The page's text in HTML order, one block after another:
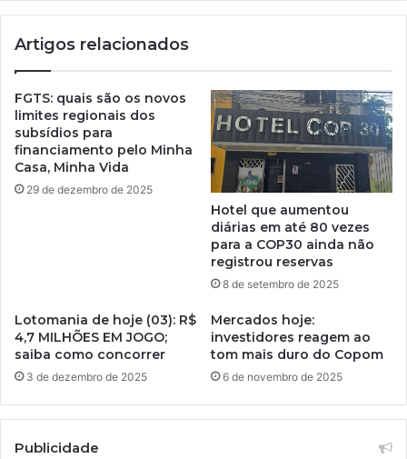
Artigos relacionados
FGTS: quais são os novos
limites regionais dos
subsídios para
financiamento pelo Minha
Casa, Minha Vida
29 de dezembro de 2025
Hotel que aumentou
diárias em até 80 vezes
para a COP30 ainda não
registrou reservas
8 de setembro de 2025
Lotomania de hoje (03): R$
4,7 MILHÕES EM JOGO;
saiba como concorrer
3 de dezembro de 2025
Mercados hoje:
investidores reagem ao
tom mais duro do Copom
6 de novembro de 2025
Publicidade